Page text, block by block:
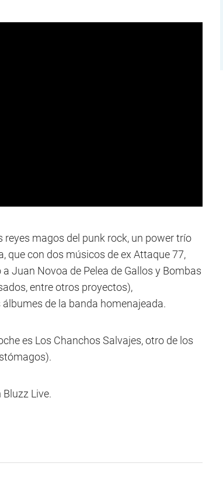
magos del punk rock, un power trío
que con dos músicos de ex Attaque 77,
Juan Novoa de Pelea de Gallos y Bombas
entre otros proyectos),
de la banda homenajeada.
es Los Chanchos Salvajes, otro de los
Live.